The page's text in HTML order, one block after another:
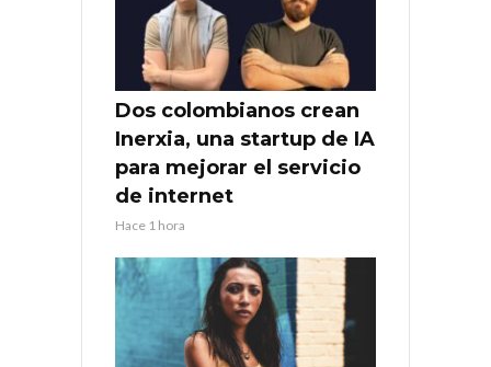
Dos colombianos crean
Inerxia, una startup de IA
para mejorar el servicio
de internet
Hace 1 hora